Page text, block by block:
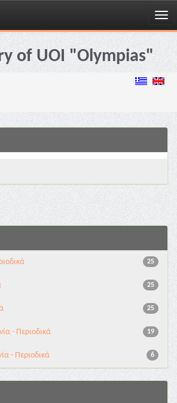
of UOI "Olympias"
25
25
25
19
- Περιοδικά
6
- Περιοδικά